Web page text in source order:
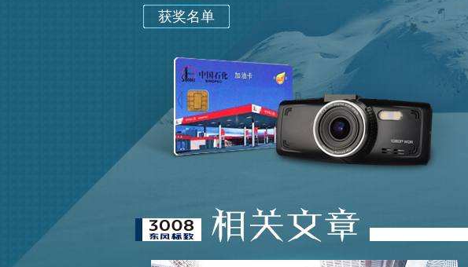
获奖名单